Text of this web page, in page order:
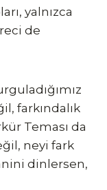
yalnızca
de
farkındalık
Teması da
neyi fark
dinlersen,